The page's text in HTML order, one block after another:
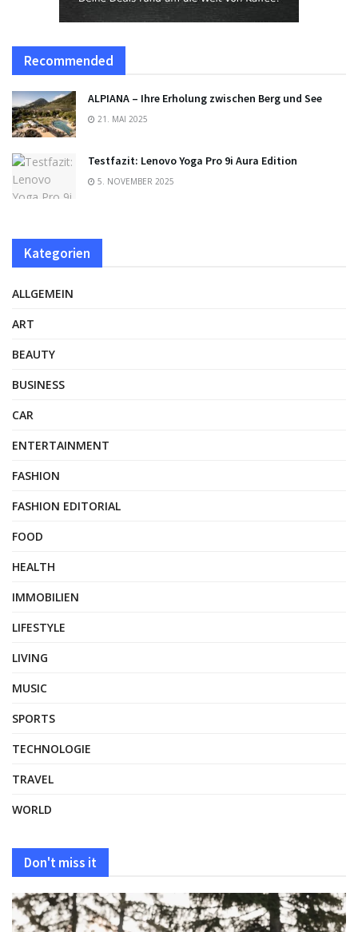
Recommended
ALPIANA – Ihre Erholung zwischen Berg und See
21. MAI 2025
Testfazit: Lenovo Yoga Pro 9i Aura Edition
5. NOVEMBER 2025
Kategorien
ALLGEMEIN
ART
BEAUTY
BUSINESS
CAR
ENTERTAINMENT
FASHION
FASHION EDITORIAL
FOOD
HEALTH
IMMOBILIEN
LIFESTYLE
LIVING
MUSIC
SPORTS
TECHNOLOGIE
TRAVEL
WORLD
Don't miss it